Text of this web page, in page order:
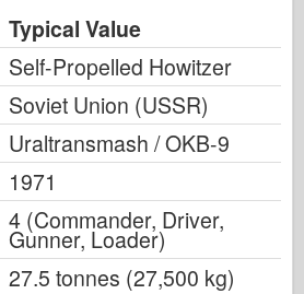
Typical Value
Self-Propelled Howitzer
Soviet Union (USSR)
Uraltransmash / OKB-9
1971
4 (Commander, Driver,
Gunner, Loader)
27.5 tonnes (27,500 kg)